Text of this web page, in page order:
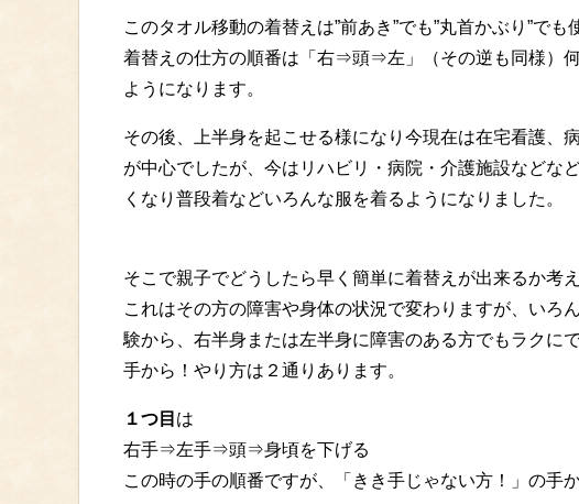
このタオル移動の着替えは”前あき”でも”丸首かぶり”でも
着替えの仕方の順番は「右⇒頭⇒左」（その逆も同様）
ようになります。
その後、上半身を起こせる様になり今現在は在宅看護、
が中心でしたが、今はリハビリ・病院・介護施設などな
くなり普段着などいろんな服を着るようになりました。
そこで親子でどうしたら早く簡単に着替えが出来るか考
これはその方の障害や身体の状況で変わりますが、いろ
験から、右半身または左半身に障害のある方でもラクに
手から！やり方は２通りあります。
１つ目 は
右手⇒左手⇒頭⇒身頃を下げる
この時の手の順番ですが、「きき手じゃない方！」の手